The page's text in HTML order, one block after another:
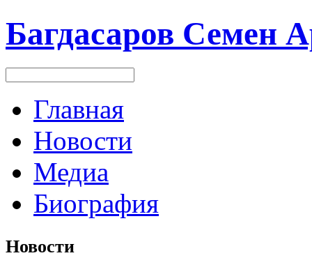
Багдасаров Семен
Главная
Новости
Медиа
Биография
Новости